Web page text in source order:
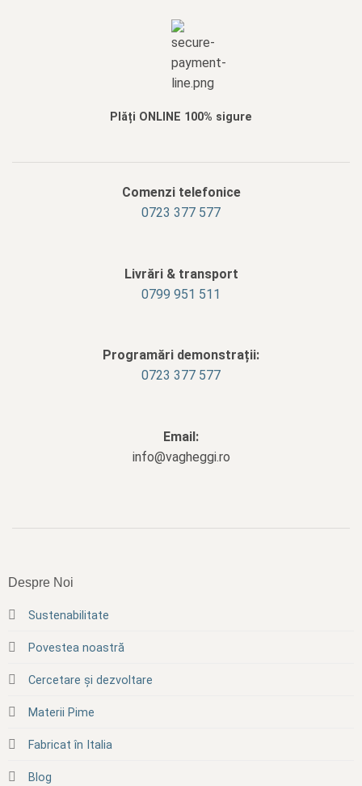
Plăți ONLINE 100% sigure
Comenzi telefonice
0723 377 577
Livrări & transport
‭0799 951 511‬
Programări demonstrații:
0723 377 577
Email:
info@vagheggi.ro
Despre Noi
Sustenabilitate
Povestea noastră
Cercetare și dezvoltare
Materii Pime
Fabricat în Italia
Blog